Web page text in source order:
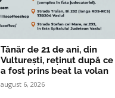
Tânăr de 21 de ani, din
Vulturești, reținut după ce
a fost prins beat la volan
august 6, 2026